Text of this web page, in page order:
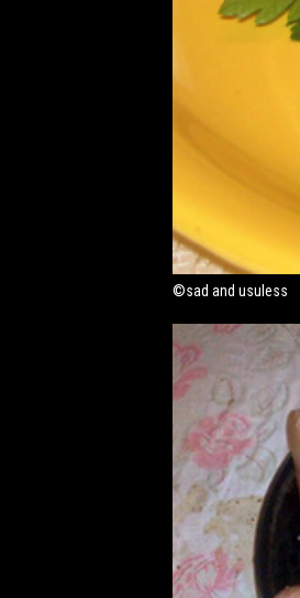
©sad and usuless